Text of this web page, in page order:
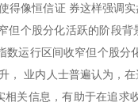
得像恒信证 券这样强调
但个股分化活跃的阶段
运行区间收窄但个股分
， 业内人士普遍认为，
关信息，有助于在追求